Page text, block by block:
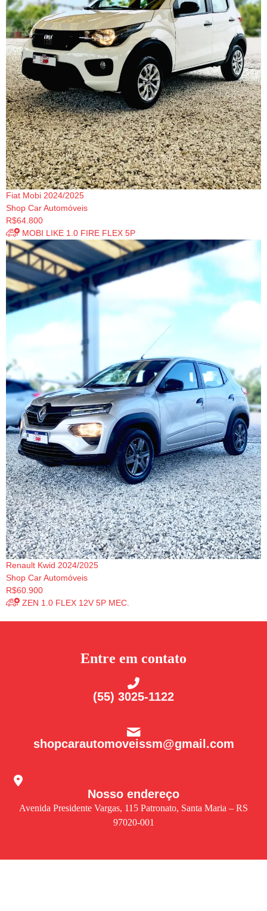
Fiat Mobi 2024/2025
Shop Car Automóveis
R$64.800
MOBI LIKE 1.0 FIRE FLEX 5P
Renault Kwid 2024/2025
Shop Car Automóveis
R$60.900
ZEN 1.0 FLEX 12V 5P MEC.
Entre em contato
(55) 3025-1122
shopcarautomoveissm@gmail.com
Nosso endereço
Avenida Presidente Vargas, 115 Patronato, Santa Maria – RS
97020-001